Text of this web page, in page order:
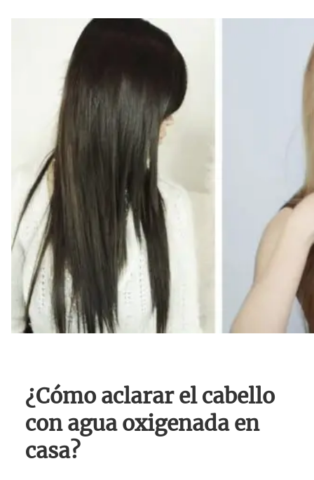
¿Cómo aclarar el cabello
con agua oxigenada en
casa?